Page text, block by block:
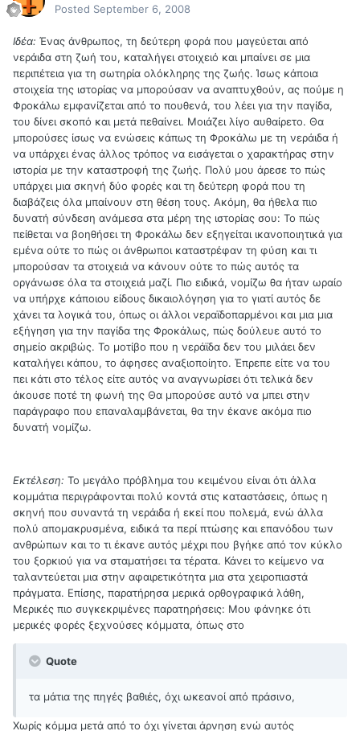
Posted September 6, 2008
Ιδέα: Ένας άνθρωπος, τη δεύτερη φορά που μαγεύεται από
νεράιδα στη ζωή του, καταλήγει στοιχειό και μπαίνει σε μια
περιπέτεια για τη σωτηρία ολόκληρης της ζωής. Ίσως κάποια
στοιχεία της ιστορίας να μπορούσαν να αναπτυχθούν, ας πούμε η
Φροκάλω εμφανίζεται από το πουθενά, του λέει για την παγίδα,
του δίνει σκοπό και μετά πεθαίνει. Μοιάζει λίγο αυθαίρετο. Θα
μπορούσες ίσως να ενώσεις κάπως τη Φροκάλω με τη νεράιδα ή
να υπάρχει ένας άλλος τρόπος να εισάγεται ο χαρακτήρας στην
ιστορία με την καταστροφή της ζωής. Πολύ μου άρεσε το πώς
υπάρχει μια σκηνή δύο φορές και τη δεύτερη φορά που τη
διαβάζεις όλα μπαίνουν στη θέση τους. Ακόμη, θα ήθελα πιο
δυνατή σύνδεση ανάμεσα στα μέρη της ιστορίας σου: Το πώς
πείθεται να βοηθήσει τη Φροκάλω δεν εξηγείται ικανοποιητικά για
εμένα ούτε το πώς οι άνθρωποι καταστρέφαν τη φύση και τι
μπορούσαν τα στοιχειά να κάνουν ούτε το πώς αυτός τα
οργάνωσε όλα τα στοιχειά μαζί. Πιο ειδικά, νομίζω θα ήταν ωραίο
να υπήρχε κάποιου είδους δικαιολόγηση για το γιατί αυτός δε
χάνει τα λογικά του, όπως οι άλλοι νεραϊδοπαρμένοι και μια μια
εξήγηση για την παγίδα της Φροκάλως, πώς δούλευε αυτό το
σημείο ακριβώς. Το μοτίβο που η νεράϊδα δεν του μιλάει δεν
καταλήγει κάπου, το άφησες αναξιοποίητο. Έπρεπε είτε να του
πει κάτι στο τέλος είτε αυτός να αναγνωρίσει ότι τελικά δεν
άκουσε ποτέ τη φωνή της Θα μπορούσε αυτό να μπει στην
παράγραφο που επαναλαμβάνεται, θα την έκανε ακόμα πιο
δυνατή νομίζω.
Εκτέλεση: Το μεγάλο πρόβλημα του κειμένου είναι ότι άλλα
κομμάτια περιγράφονται πολύ κοντά στις καταστάσεις, όπως η
σκηνή που συναντά τη νεράιδα ή εκεί που πολεμά, ενώ άλλα
πολύ απομακρυσμένα, ειδικά τα περί πτώσης και επανόδου των
ανθρώπων και το τι έκανε αυτός μέχρι που βγήκε από τον κύκλο
του ξορκιού για να σταματήσει τα τέρατα. Κάνει το κείμενο να
ταλαντεύεται μια στην αφαιρετικότητα μια στα χειροπιαστά
πράγματα. Επίσης, παρατήρησα μερικά ορθογραφικά λάθη,
Μερικές πιο συγκεκριμένες παρατηρήσεις: Μου φάνηκε ότι
μερικές φορές ξεχνούσες κόμματα, όπως στο
Quote
τα μάτια της πηγές βαθιές, όχι ωκεανοί από πράσινο,
Χωρίς κόμμα μετά από το όχι γίνεται άρνηση ενώ αυτός